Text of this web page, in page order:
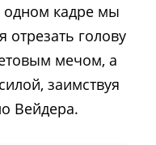
одном кадре мы
отрезать голову
мечом, а
заимствуя
Вейдера.